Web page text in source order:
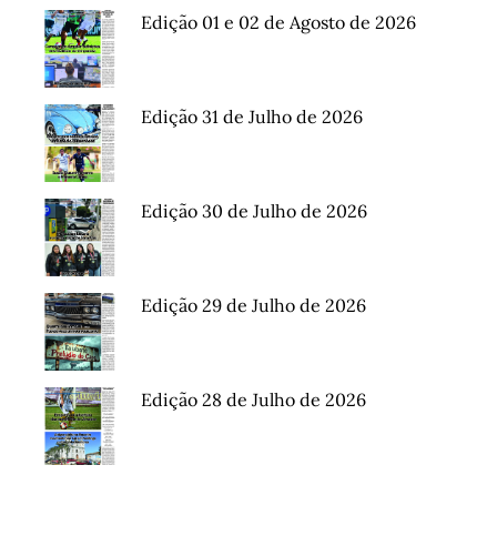
Edição 01 e 02 de Agosto de 2026
Edição 31 de Julho de 2026
Edição 30 de Julho de 2026
Edição 29 de Julho de 2026
Edição 28 de Julho de 2026